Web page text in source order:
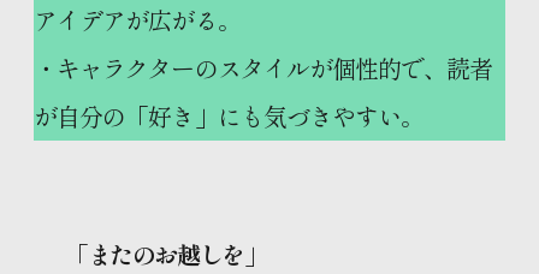
アイデアが広がる。
・キャラクターのスタイルが個性的で、読者
が自分の「好き」にも気づきやすい。
「またのお越しを」